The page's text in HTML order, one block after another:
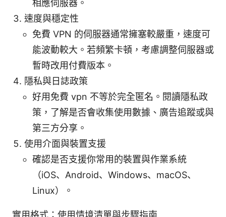
相應伺服器。
速度與穩定性
免費 VPN 的伺服器通常擁塞較嚴重，速度可
能波動較大。若頻繁卡頓，考慮調整伺服器或
暫時改用付費版本。
隱私與日誌政策
好用免費 vpn 不等於完全匿名。閱讀隱私政
策，了解是否會收集使用數據、廣告追蹤或與
第三方分享。
使用介面與裝置支援
確認是否支援你常用的裝置與作業系統
（iOS、Android、Windows、macOS、
Linux）。
實用格式：使用情境清單與步驟指南